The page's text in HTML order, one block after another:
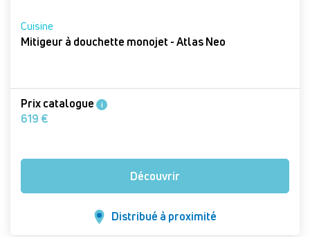
Cuisine
Mitigeur à douchette monojet - Atlas Neo
Prix catalogue i
619 €
Découvrir
Distribué à proximité